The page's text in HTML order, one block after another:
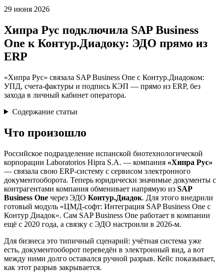
29 июня 2026
Хипра Рус подключила SAP Business
One к Контур.Диадоку: ЭДО прямо из
ERP
«Хипра Рус» связала SAP Business One с Контур.Диадоком:
УПД, счета-фактуры и подпись КЭП — прямо из ERP, без
захода в личный кабинет оператора.
Содержание статьи
Что произошло
Российское подразделение испанской биотехнологической
корпорации Laboratorios Hipra S.A. — компания «Хипра Рус»
— связала свою ERP-систему с сервисом электронного
документооборота. Теперь юридически значимые документы с
контрагентами компания обменивает напрямую из SAP
Business One через ЭДО Контур.Диадок. Для этого внедрили
готовый модуль «ЦМД-софт: Интеграция SAP Business One с
Контур Диадок». Сам SAP Business One работает в компании
ещё с 2020 года, а связку с ЭДО настроили в 2026-м.
Для бизнеса это типичный сценарий: учётная система уже
есть, документооборот переведён в электронный вид, а вот
между ними долго оставался ручной разрыв. Кейс показывает,
как этот разрыв закрывается.